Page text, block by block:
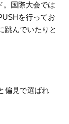
。国際大会では
を行ってお
跳んでいたりと
偏見で選ばれ